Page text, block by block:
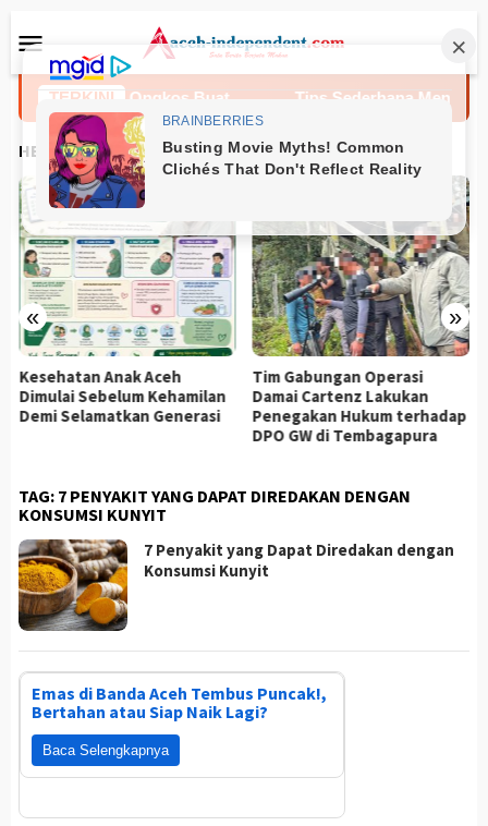
ke
kontenMobile
TERKINI
Termasuk Ongkos Buat Tips Sederhana Menjaga
HEADLINES
« »
Kesehatan Anak Aceh
Dimulai Sebelum Kehamilan
Demi Selamatkan Generasi
Tim Gabungan Operasi
Damai Cartenz Lakukan
Penegakan Hukum terhadap
DPO GW di Tembagapura
TAG: 7 PENYAKIT YANG DAPAT DIREDAKAN DENGAN
KONSUMSI KUNYIT
7 Penyakit yang Dapat Diredakan dengan
Konsumsi Kunyit
Emas di Banda Aceh Tembus Puncak!,
Bertahan atau Siap Naik Lagi?
Baca Selengkapnya